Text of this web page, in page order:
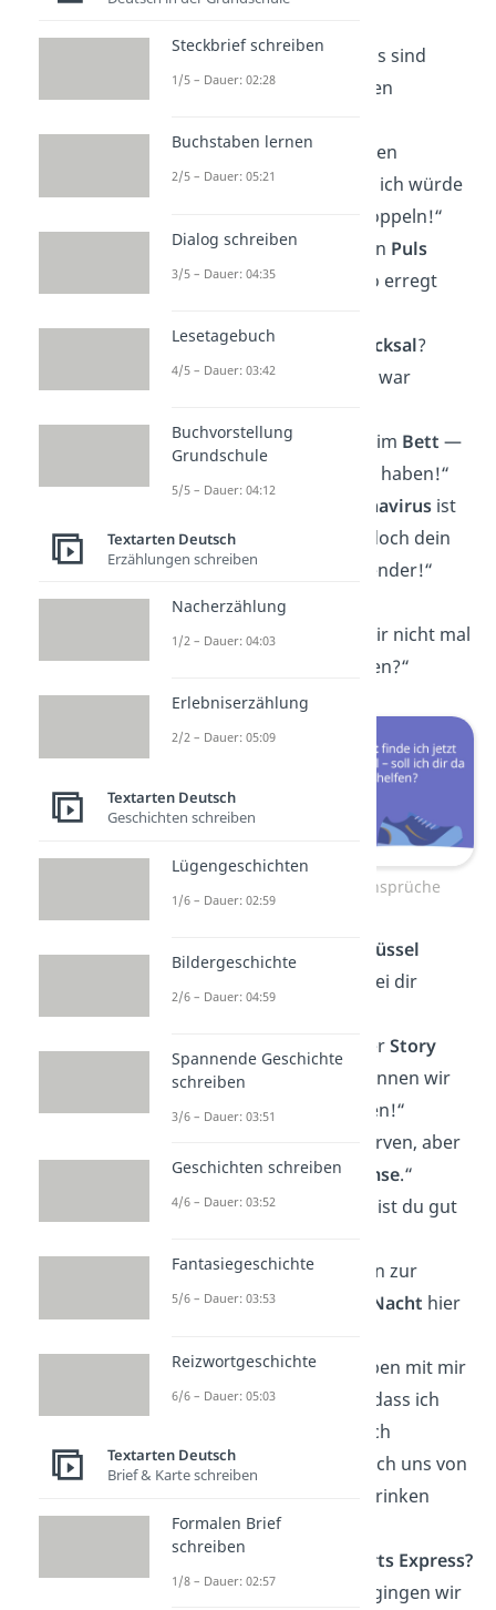
„So, hier bin ich! Was sind
deine anderen beiden
„Drück mal auf deinen
Bluetooth-Knopf
— ich würde
mich gern mit dir koppeln!“
„Kann ich mal deinen Puls
fühlen? Du siehst so erregt
„Glaubst du an
Schicksal?
Denn unser Treffen war
„Ich bin so schlecht im Bett —
das musst du erlebt haben!“
Coronavirusist
mega ansteckend, doch dein
Lächeln ist ansteckender!“
„Mein Name ist
Microsoft
, wollen wir nicht mal
zusammen abstürzen?“
Schlechte Anmachsprüche
Schlüssel
verloren, kann ich bei dir
„Willst du Teil meinerStory
sein? Zusammen können wir
Geschichte schreiben!“
„Du hast so viele Kurven, aber
ich habe keineBremse.“
„Ich bin gut
, bist du gut
„Ich würde dich gern zur
Beobachtung über
Nacht hier
„Meine Freunde haben mit mir
um Geld
, dass ich
mich nicht traue, dich
anzusprechen. Soll ich uns von
ihrem Geld was zu trinken
kaufen?“
„Ist das der
Hogwarts Express?
Es fühlt sich an, als gingen wir
Steckbrief schreiben
1/5 – Dauer: 02:28
Buchstaben lernen
2/5 – Dauer: 05:21
Dialog schreiben
3/5 – Dauer: 04:35
Lesetagebuch
4/5 – Dauer: 03:42
Buchvorstellung
Grundschule
5/5 – Dauer: 04:12
Textarten Deutsch
Erzählungen schreiben
Nacherzählung
1/2 – Dauer: 04:03
Erlebniserzählung
2/2 – Dauer: 05:09
Textarten Deutsch
Geschichten schreiben
Lügengeschichten
1/6 – Dauer: 02:59
Bildergeschichte
2/6 – Dauer: 04:59
Spannende Geschichte
schreiben
3/6 – Dauer: 03:51
Geschichten schreiben
4/6 – Dauer: 03:52
Fantasiegeschichte
5/6 – Dauer: 03:53
Reizwortgeschichte
6/6 – Dauer: 05:03
Textarten Deutsch
Brief & Karte schreiben
Formalen Brief
schreiben
1/8 – Dauer: 02:57